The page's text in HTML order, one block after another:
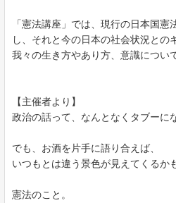
「憲法講座」では、現行の日本国
し、それと今の日本の社会状況との
我々の生き方やあり方、意識につい
【主催者より】
政治の話って、なんとなくタブーに
でも、お酒を片手に語り合えば、
いつもとは違う景色が見えてくるか
憲法のこと。